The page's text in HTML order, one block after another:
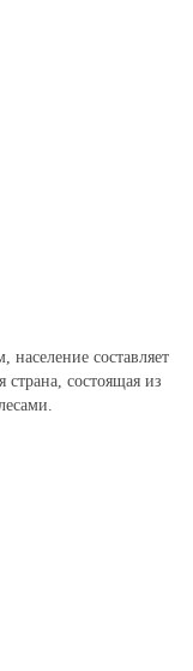
составляет
состоящая из